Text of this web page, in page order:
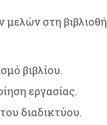
μελών στη
βιβλίου.
εργασίας.
διαδικτύου.